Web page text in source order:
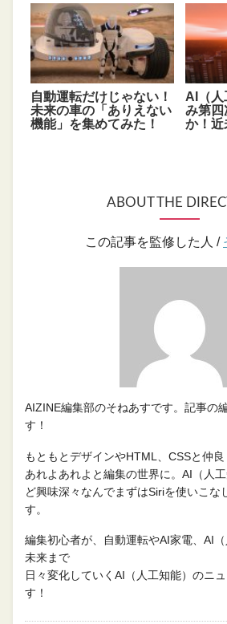
自動運転だけじゃない！
未来の車の「ありえない
機能」を集めてみた！
AI（人
み第四
か！近
ABOUT THE
この記事を監修した人 /
AIZINE編集部のそねあすです。記事の
す！
もともとデザインやHTML、CSSと仲
あれよあれよと編集の世界に。AI（人
ど興味深々なんでまずはSiriを使いこな
す。
編集初心者が、自動運転やAI家電、AI
未来まで
日々変化していくAI（人工知能）のニ
す！